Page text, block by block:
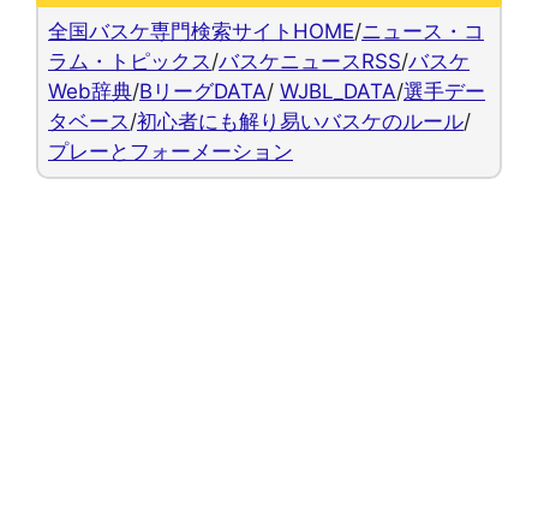
全国バスケ専門検索サイトHOME/ニュース・コ
ラム・トピックス /バスケニュースRSS/バスケ
Web辞典/BリーグDATA/ WJBL_DATA/選手デー
タベース /初心者にも解り易いバスケのルール/
プレーとフォーメーション